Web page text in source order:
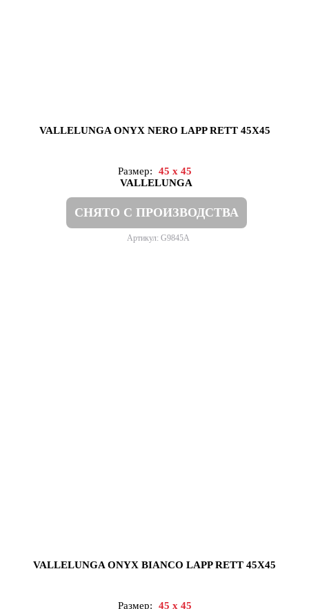
VALLELUNGA ONYX NERO LAPP RETT 45X45
Размер:
45 x 45
VALLELUNGA
СНЯТО С ПРОИЗВОДСТВА
Артикул: G9845A
VALLELUNGA ONYX BIANCO LAPP RETT 45X45
Размер:
45 x 45